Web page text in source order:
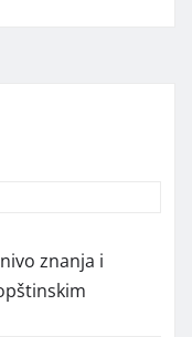
nivo znanja i